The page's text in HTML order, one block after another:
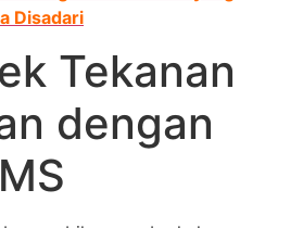
Disadari
Tekanan
dengan